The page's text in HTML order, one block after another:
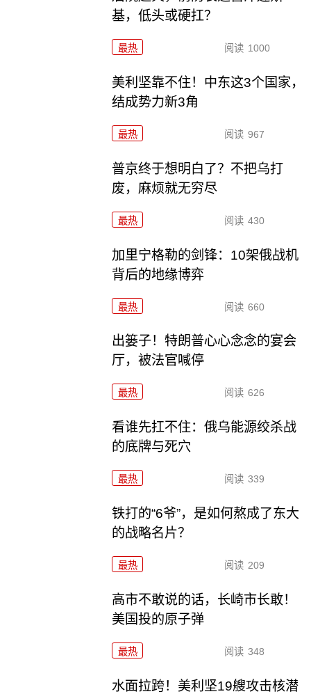
基，低头或硬扛？
最热 阅读 1000
美利坚靠不住！中东这3个国家，
结成势力新3角
最热 阅读 967
普京终于想明白了？不把乌打
废，麻烦就无穷尽
最热 阅读 430
加里宁格勒的剑锋：10架俄战机
背后的地缘博弈
最热 阅读 660
出篓子！特朗普心心念念的宴会
厅，被法官喊停
最热 阅读 626
看谁先扛不住：俄乌能源绞杀战
的底牌与死穴
最热 阅读 339
铁打的“6爷”，是如何熬成了东大
的战略名片？
最热 阅读 209
高市不敢说的话，长崎市长敢！
美国投的原子弹
最热 阅读 348
水面拉跨！美利坚19艘攻击核潜